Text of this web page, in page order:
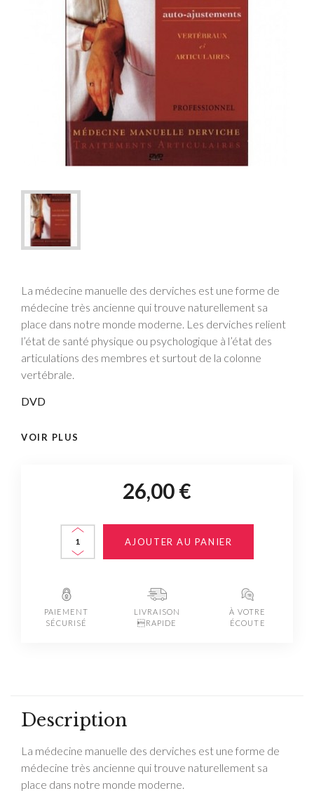
La médecine manuelle des derviches est une forme de
médecine très ancienne qui trouve naturellement sa
place dans notre monde moderne. Les derviches relient
l’état de santé physique ou psychologique à l’état des
articulations des membres et surtout de la colonne
vertébrale.
DVD
VOIR PLUS
26,00 €
AJOUTER AU PANIER
PAIEMENT
SÉCURISÉ
LIVRAISON
RAPIDE
À VOTRE
ÉCOUTE
Description
La médecine manuelle des derviches est une forme de
médecine très ancienne qui trouve naturellement sa
place dans notre monde moderne.